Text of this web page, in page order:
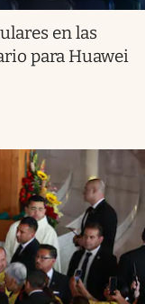
en las
para Huawei